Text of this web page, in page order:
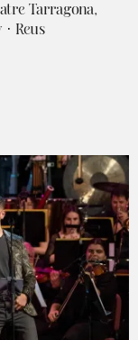
Tarragona,
Reus